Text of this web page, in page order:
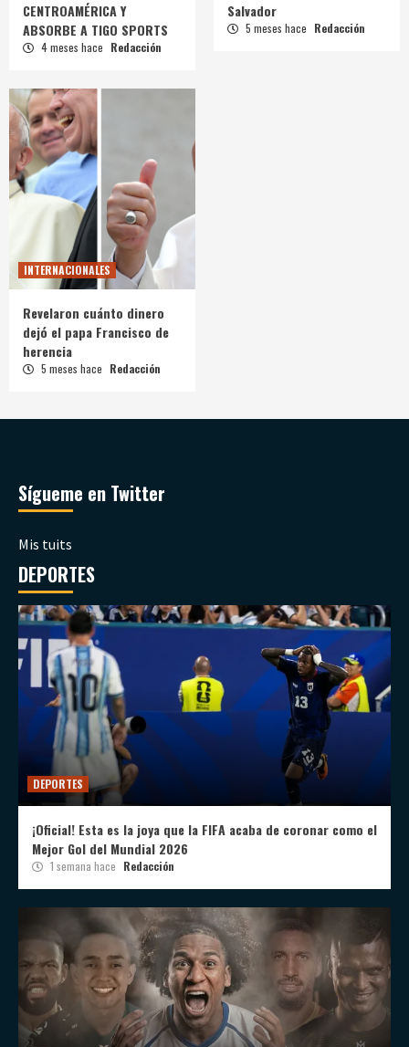
CENTROAMÉRICA Y
ABSORBE A TIGO SPORTS
4 meses hace Redacción
Salvador
5 meses hace Redacción
INTERNACIONALES
Revelaron cuánto dinero
dejó el papa Francisco de
herencia
5 meses hace Redacción
Sígueme en Twitter
Mis tuits
DEPORTES
DEPORTES
¡Oficial! Esta es la joya que la FIFA acaba de coronar como el
Mejor Gol del Mundial 2026
1 semana hace Redacción